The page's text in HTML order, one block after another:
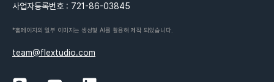
사업자등록번호 : 721-86-03845
*홈페이지의 일부 이미지는 생성형 AI를 활용해 제작 되었습니다.
team@flextudio.com